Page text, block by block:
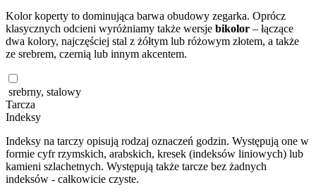
Kolor koperty to dominująca barwa obudowy zegarka. Oprócz
klasycznych odcieni wyróżniamy także wersje bikolor – łączące
dwa kolory, najczęściej stal z żółtym lub różowym złotem, a także
ze srebrem, czernią lub innym akcentem.
srebrny, stalowy
Tarcza
Indeksy
Indeksy na tarczy opisują rodzaj oznaczeń godzin. Występują one w
formie cyfr rzymskich, arabskich, kresek (indeksów liniowych) lub
kamieni szlachetnych. Występują także tarcze bez żadnych
indeksów - całkowicie czyste.